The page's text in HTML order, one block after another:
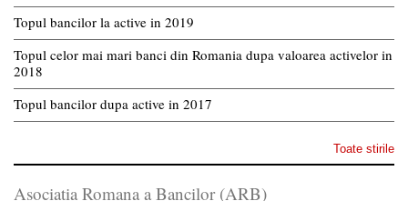
Topul bancilor la active in 2019
Topul celor mai mari banci din Romania dupa valoarea activelor in
2018
Topul bancilor dupa active in 2017
Toate stirile
Asociatia Romana a Bancilor (ARB)